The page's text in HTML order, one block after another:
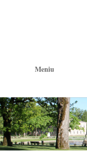
Meniu